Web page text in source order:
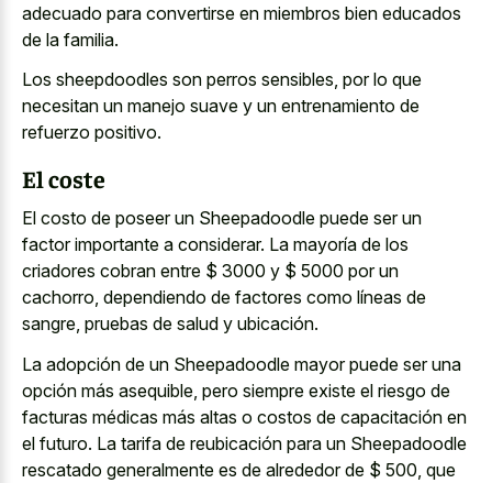
adecuado para convertirse en miembros bien educados
de la familia.
Los sheepdoodles son perros sensibles, por lo que
necesitan un manejo suave y un entrenamiento de
refuerzo positivo.
El coste
El costo de poseer un Sheepadoodle puede ser un
factor importante a considerar. La mayoría de los
criadores cobran entre $ 3000 y $ 5000 por un
cachorro, dependiendo de factores como líneas de
sangre, pruebas de salud y ubicación.
La adopción de un Sheepadoodle mayor puede ser una
opción más asequible, pero siempre existe el riesgo de
facturas médicas más altas o costos de capacitación en
el futuro. La tarifa de reubicación para un Sheepadoodle
rescatado generalmente es de alrededor de $ 500, que